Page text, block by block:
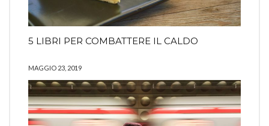
5 LIBRI PER COMBATTERE IL CALDO
MAGGIO 23, 2019